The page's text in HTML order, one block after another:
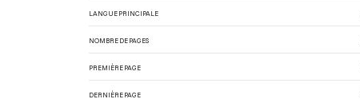
LANGUE PRINCIPALE
NOMBRE DE PAGES
PREMIÈRE PAGE
DERNIÈRE PAGE